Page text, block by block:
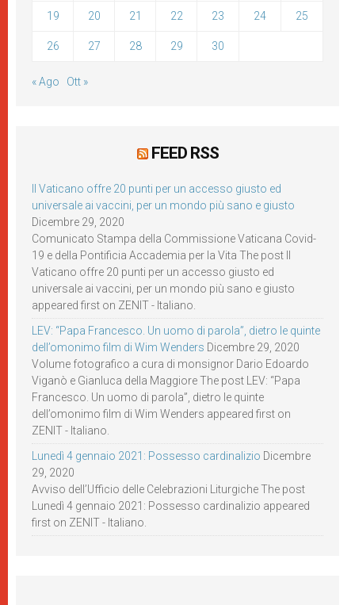
19 20 21 22 23 24 25
26 27 28 29 30
« Ago Ott »
FEED RSS
Il Vaticano offre 20 punti per un accesso giusto ed
universale ai vaccini, per un mondo più sano e giusto
Dicembre 29, 2020
Comunicato Stampa della Commissione Vaticana Covid-
19 e della Pontificia Accademia per la Vita The post Il
Vaticano offre 20 punti per un accesso giusto ed
universale ai vaccini, per un mondo più sano e giusto
appeared first on ZENIT - Italiano.
LEV: “Papa Francesco. Un uomo di parola”, dietro le quinte
dell’omonimo film di Wim Wenders Dicembre 29, 2020
Volume fotografico a cura di monsignor Dario Edoardo
Viganò e Gianluca della Maggiore The post LEV: “Papa
Francesco. Un uomo di parola”, dietro le quinte
dell’omonimo film di Wim Wenders appeared first on
ZENIT - Italiano.
Lunedì 4 gennaio 2021: Possesso cardinalizio Dicembre
29, 2020
Avviso dell’Ufficio delle Celebrazioni Liturgiche The post
Lunedì 4 gennaio 2021: Possesso cardinalizio appeared
first on ZENIT - Italiano.